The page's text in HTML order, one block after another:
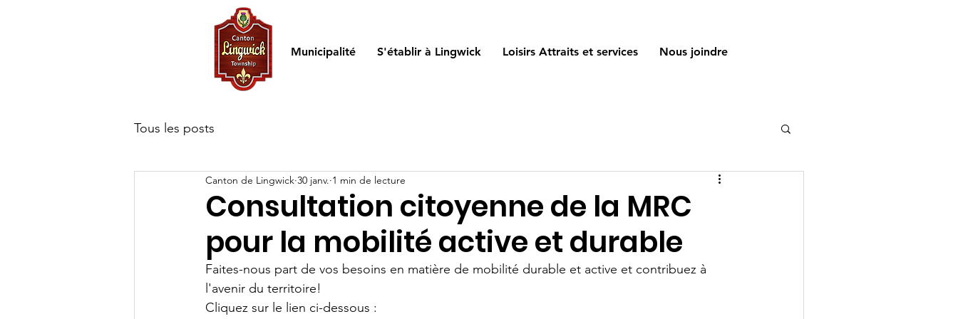
Accueil Municipalité S'établir à Lingwick Loisirs Attraits et services Nous joindre
Tous les posts
Consultation citoyenne de la MRC
pour la mobilité active et durable
Canton de Lingwick 30 janv. 1 min de lecture
Faites-nous part de vos besoins en matière de mobilité durable et active et contribuez à
l'avenir du territoire!
Cliquez sur le lien ci-dessous :